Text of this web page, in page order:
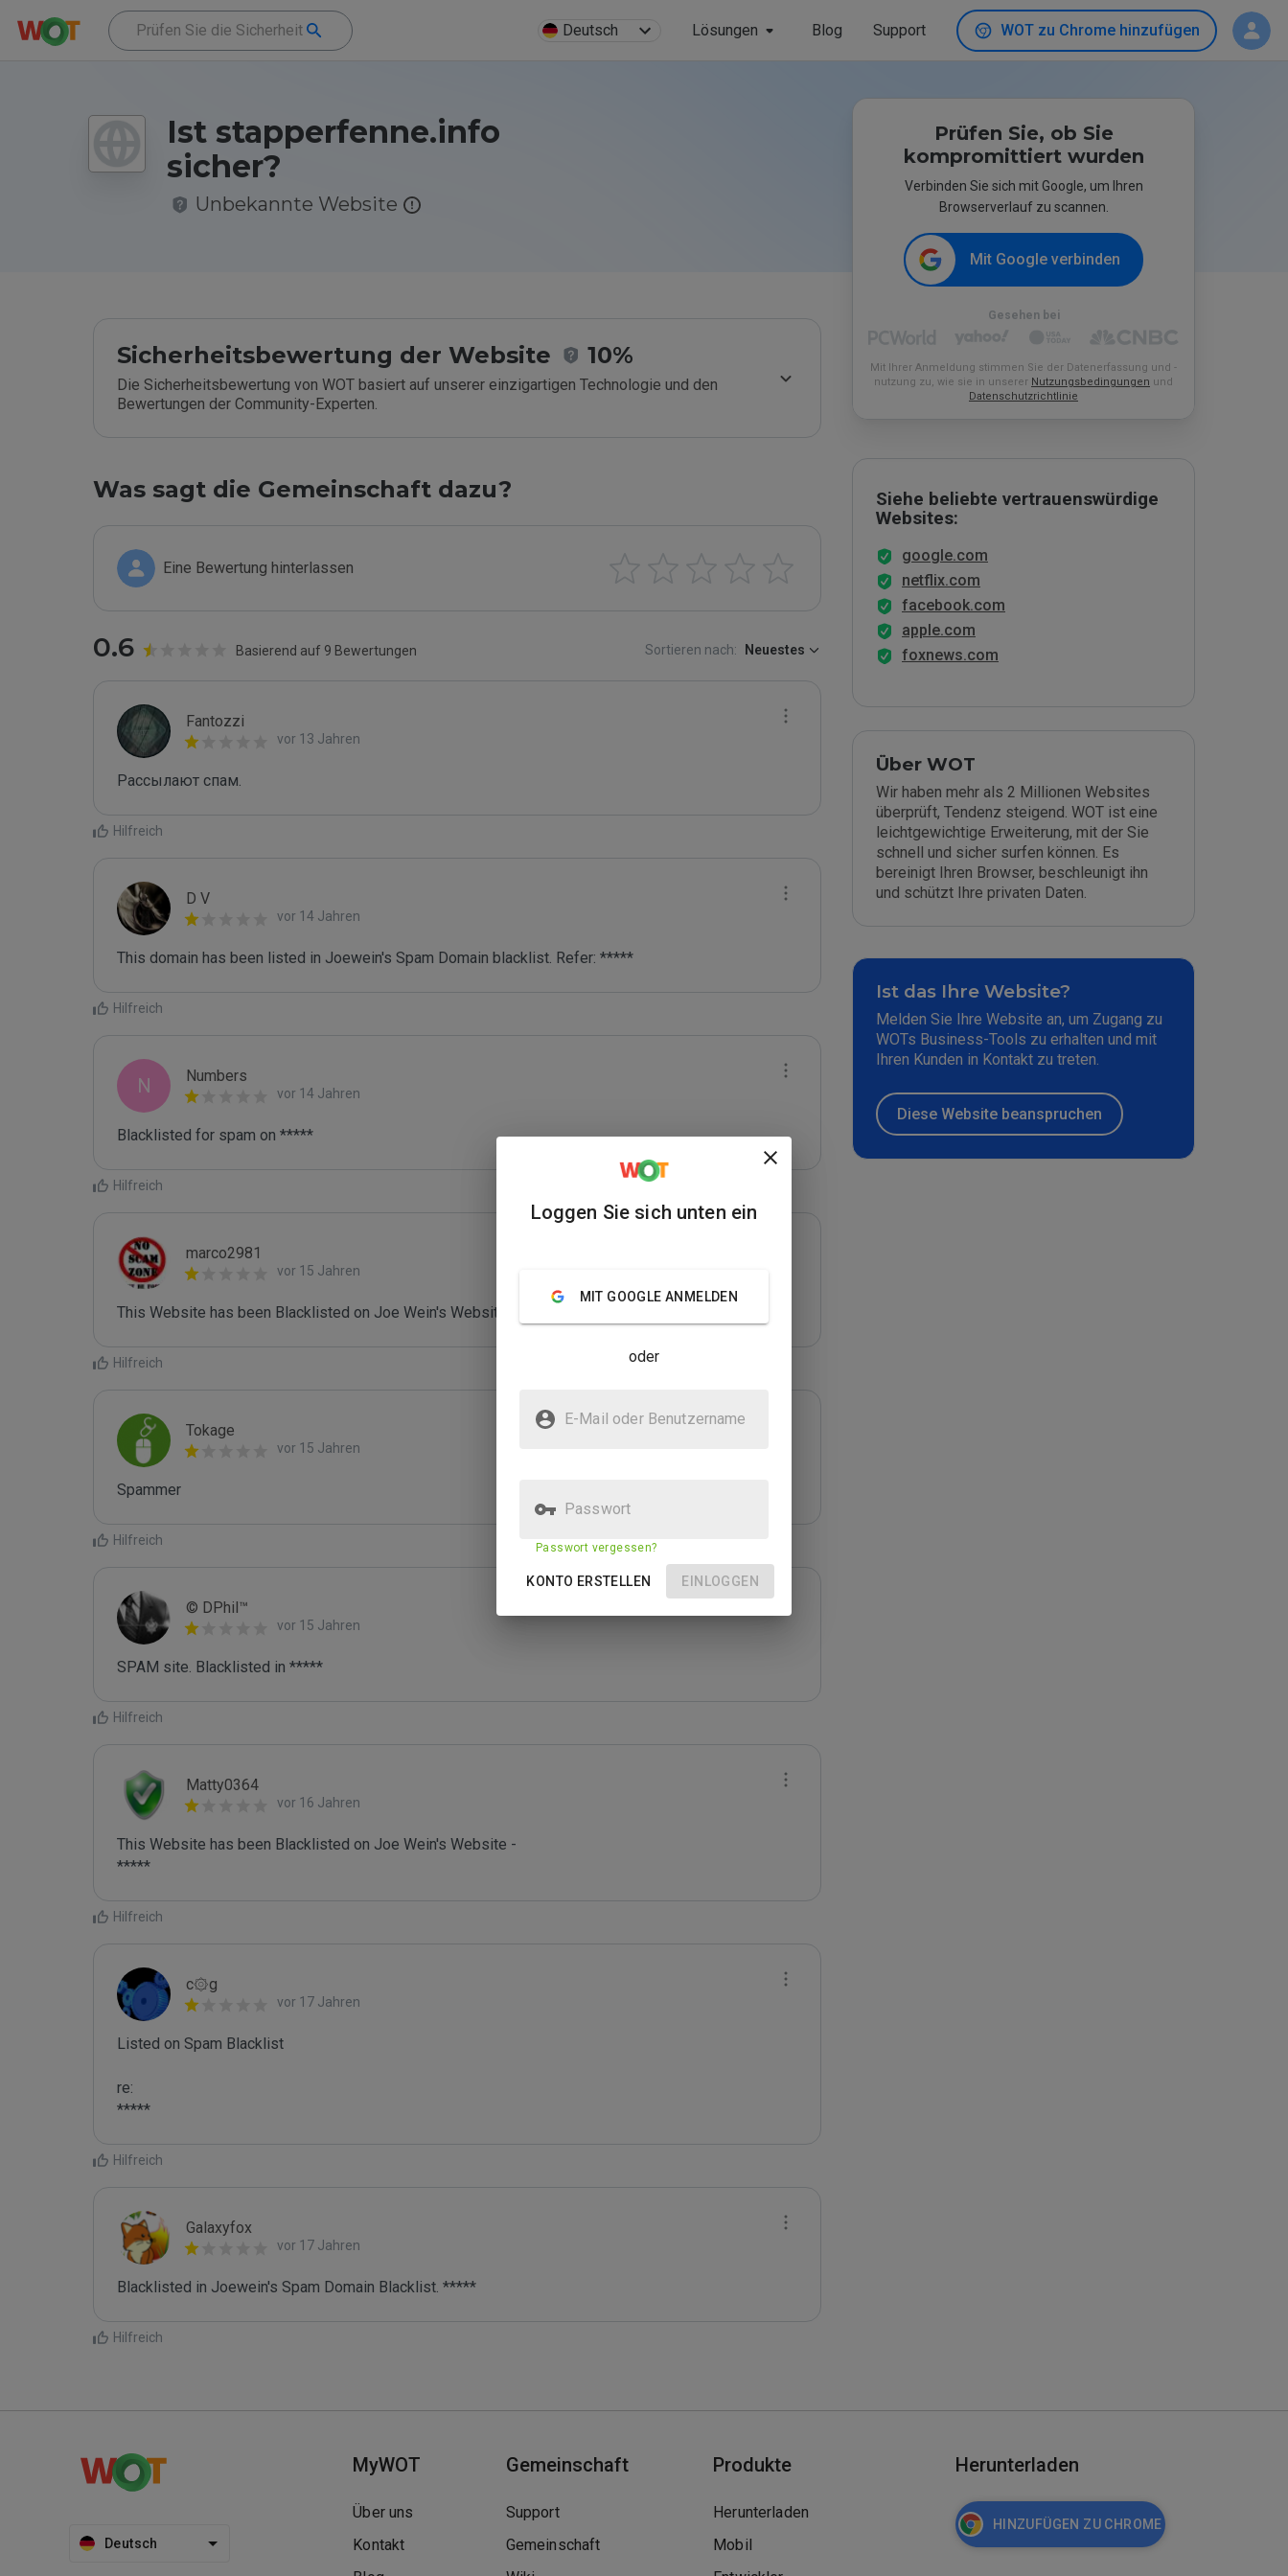
Deutsch Lösungen Blog Support WOT zu Chrome hinzufügen
Ist stapperfenne.info
sicher?
Unbekannte Website
Sicherheitsbewertung der Website 10%
Die Sicherheitsbewertung von WOT basiert auf unserer einzigartigen Technologie und den
Bewertungen der Community-Experten.
Was sagt die Gemeinschaft dazu?
Eine Bewertung hinterlassen
0.6 Basierend auf 9 Bewertungen Sortieren nach: Neuestes
Fantozzi
vor 13 Jahren
Рассылaют спам.
Hilfreich
D V
vor 14 Jahren
This domain has been listed in Joewein's Spam Domain blacklist. Refer: *****
Hilfreich
N Numbers
vor 14 Jahren
Blacklisted for spam on *****
Hilfreich
marco2981
vor 15 Jahren
This Website has been Blacklisted on Joe Wein's Website - *****
Hilfreich
Tokage
vor 15 Jahren
Spammer
Hilfreich
© DPhil™
vor 15 Jahren
SPAM site. Blacklisted in *****
Hilfreich
Matty0364
vor 16 Jahren
This Website has been Blacklisted on Joe Wein's Website -
Hilfreich
c۞g
vor 17 Jahren
Listed on Spam Blacklist
re:
*****
Hilfreich
Galaxyfox
vor 17 Jahren
Blacklisted in Joewein's Spam Domain Blacklist. *****
Hilfreich
Prüfen Sie, ob Sie
kompromittiert wurden
Verbinden Sie sich mit Google, um Ihren
Browserverlauf zu scannen.
Mit Google verbinden
Gesehen bei
Mit Ihrer Anmeldung stimmen Sie der Datenerfassung und -
nutzung zu, wie sie in unserer Nutzungsbedingungen und
Datenschutzrichtlinie
Siehe beliebte vertrauenswürdige
Websites:
google.com
netflix.com
facebook.com
apple.com
foxnews.com
Über WOT
Wir haben mehr als 2 Millionen Websites
überprüft, Tendenz steigend. WOT ist eine
leichtgewichtige Erweiterung, mit der Sie
schnell und sicher surfen können. Es
bereinigt Ihren Browser, beschleunigt ihn
und schützt Ihre privaten Daten.
Ist das Ihre Website?
Melden Sie Ihre Website an, um Zugang zu
WOTs Business-Tools zu erhalten und mit
Ihren Kunden in Kontakt zu treten.
Diese Website beanspruchen
Deutsch
MyWOT
Über uns
Kontakt
Gemeinschaft
Support
Gemeinschaft
Produkte
Herunterladen
Mobil
Herunterladen
HINZUFÜGEN ZU CHROME
Loggen Sie sich unten ein
MIT GOOGLE ANMELDEN
oder
E-Mail oder Benutzername
Passwort
Passwort vergessen?
KONTO ERSTELLEN EINLOGGEN